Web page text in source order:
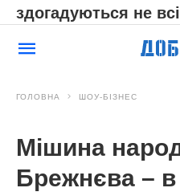
здогадуються не всі